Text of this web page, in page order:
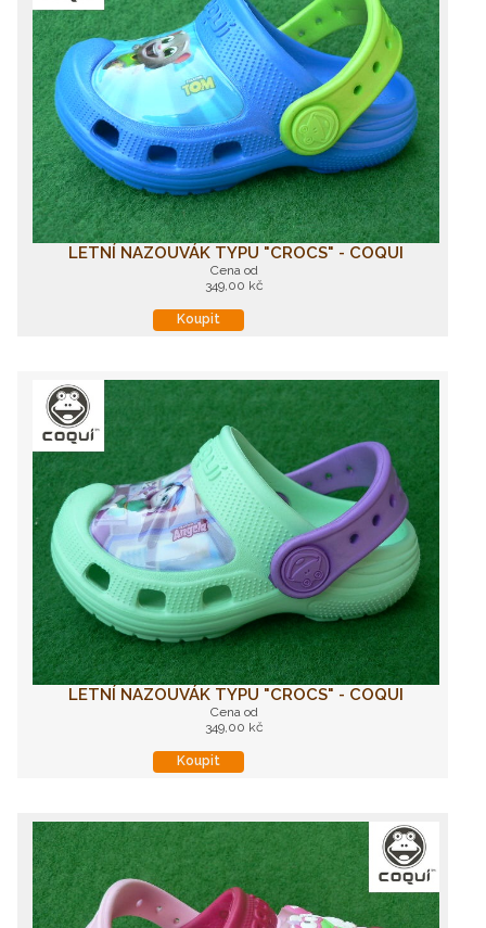
LETNÍ NAZOUVÁK TYPU "CROCS" - COQUI
Cena od
349,00 kč
Koupit
LETNÍ NAZOUVÁK TYPU "CROCS" - COQUI
Cena od
349,00 kč
Koupit